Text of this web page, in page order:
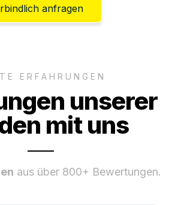
anfragen
ERFAHRUNGEN
unserer
mit uns
aus über 800+ Bewertungen.